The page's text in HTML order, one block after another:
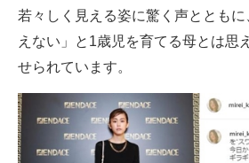
建設×テクノロジーの最前線
ちょっと気になるネットの話題
若々しく見える姿に驚く声ととも
えない」と1歳児を育てる母とは思
せられています。